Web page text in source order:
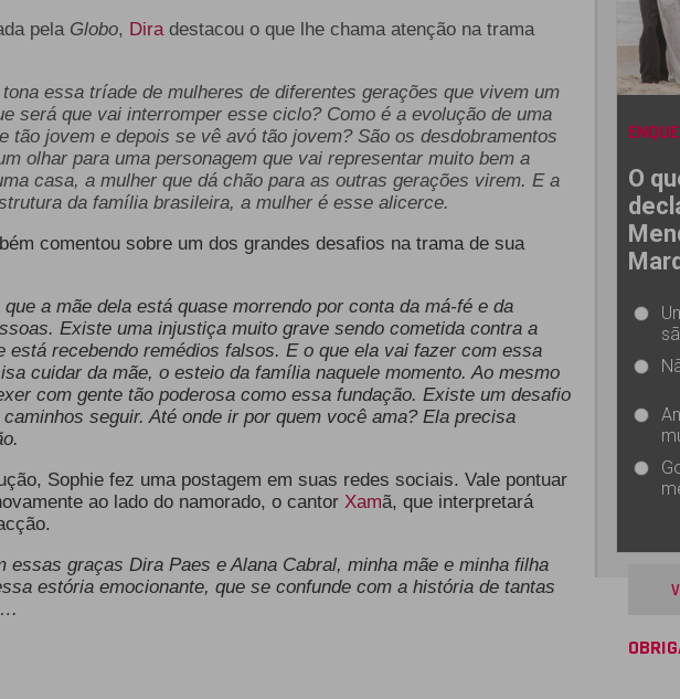
pela Globo, Diradestacou o que lhe chama atenção na trama
essa tríade de mulheres de diferentes gerações que vivem um
será que vai interromper esse ciclo? Como é a evolução de uma
tão jovem e depois se vê avó tão jovem? São os desdobramentos
olhar para uma personagem que vai representar muito bem a
casa, a mulher que dá chão para as outras gerações virem. E a
da família brasileira, a mulher é esse alicerce.
comentou sobre um dos grandes desafios na trama de sua
a mãe dela está quase morrendo por conta da má-fé e da
Existe uma injustiça muito grave sendo cometida contra a
está recebendo remédios falsos. E o que ela vai fazer com essa
cuidar da mãe, o esteio da família naquele momento. Ao mesmo
com gente tão poderosa como essa fundação. Existe um desafio
seguir. Até onde ir por quem você ama? Ela precisa
Sophie fez uma postagem em suas redes sociais. Vale pontuar
ao lado do namorado, o cantor Xamã, que interpretará
essas graças Dira Paes e Alana Cabral, minha mãe e minha filha
estória emocionante, que se confunde com a história de tantas
O